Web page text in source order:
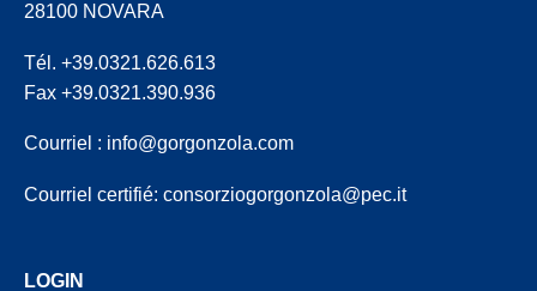
28100 NOVARA
Tél. +39.0321.626.613
Fax +39.0321.390.936
Courriel : info@gorgonzola.com
Courriel certifié: consorziogorgonzola@pec.it
LOGIN